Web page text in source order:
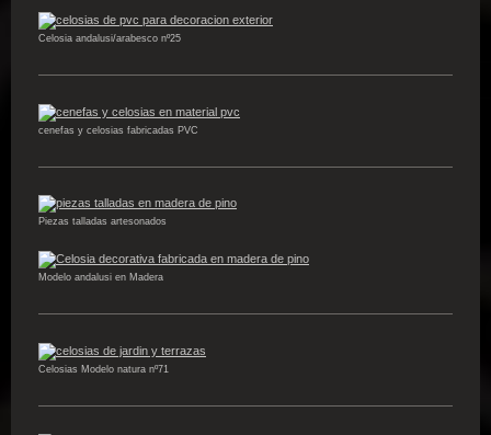
Celosia andalusi/arabesco nº25
cenefas y celosias fabricadas PVC
Piezas talladas artesonados
Modelo andalusi en Madera
Celosias Modelo natura nº71